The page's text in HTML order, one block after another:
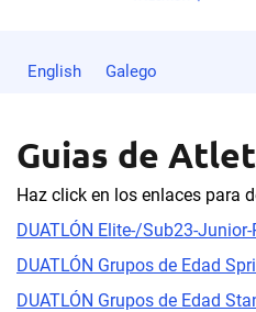
English Galego
Guias de
Haz click en los enlaces para
DUATLÓN Elite-/Sub23-
DUATLÓN Grupos de Edad
DUATLÓN Grupos de Edad